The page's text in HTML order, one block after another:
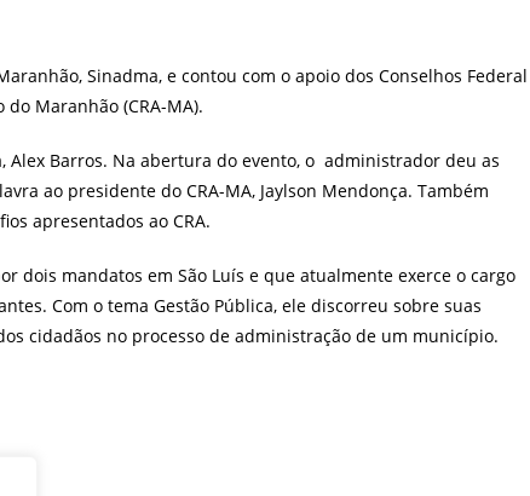
Sinadma, e contou com o apoio dos Conselhos Federal
Maranhão (CRA-MA).
Alex Barros. Na abertura do evento, o administrador deu as
ao presidente do CRA-MA, Jaylson Mendonça. Também
apresentados ao CRA.
dois mandatos em São Luís e que atualmente exerce o cargo
Com o tema Gestão Pública, ele discorreu sobre suas
cidadãos no processo de administração de um município.